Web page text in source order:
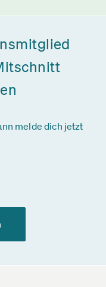
melde dich jetzt